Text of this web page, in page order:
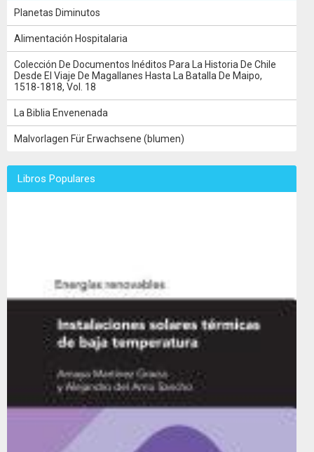
Planetas Diminutos
Alimentación Hospitalaria
Colección De Documentos Inéditos Para La Historia De Chile
Desde El Viaje De Magallanes Hasta La Batalla De Maipo,
1518-1818, Vol. 18
La Biblia Envenenada
Malvorlagen Für Erwachsene (blumen)
Libros Populares